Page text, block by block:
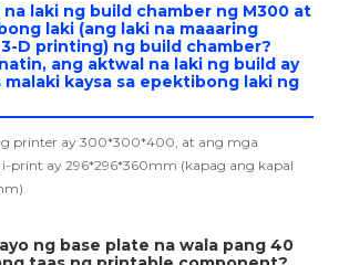
laki ng build chamber ng M300 at
laki (ang laki na maaaring
D printing) ng build chamber?
ang aktwal na laki ng build ay
malaki kaysa sa epektibong laki ng
printer ay 300*300*400, at ang mga
print ay 296*296*360mm (kapag ang kapal
ng base plate na wala pang 40